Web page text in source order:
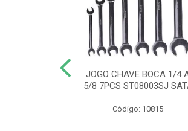
JOGO CHAVE BOCA 1/4
5/8 7PCS ST08003SJ
Código: 10815